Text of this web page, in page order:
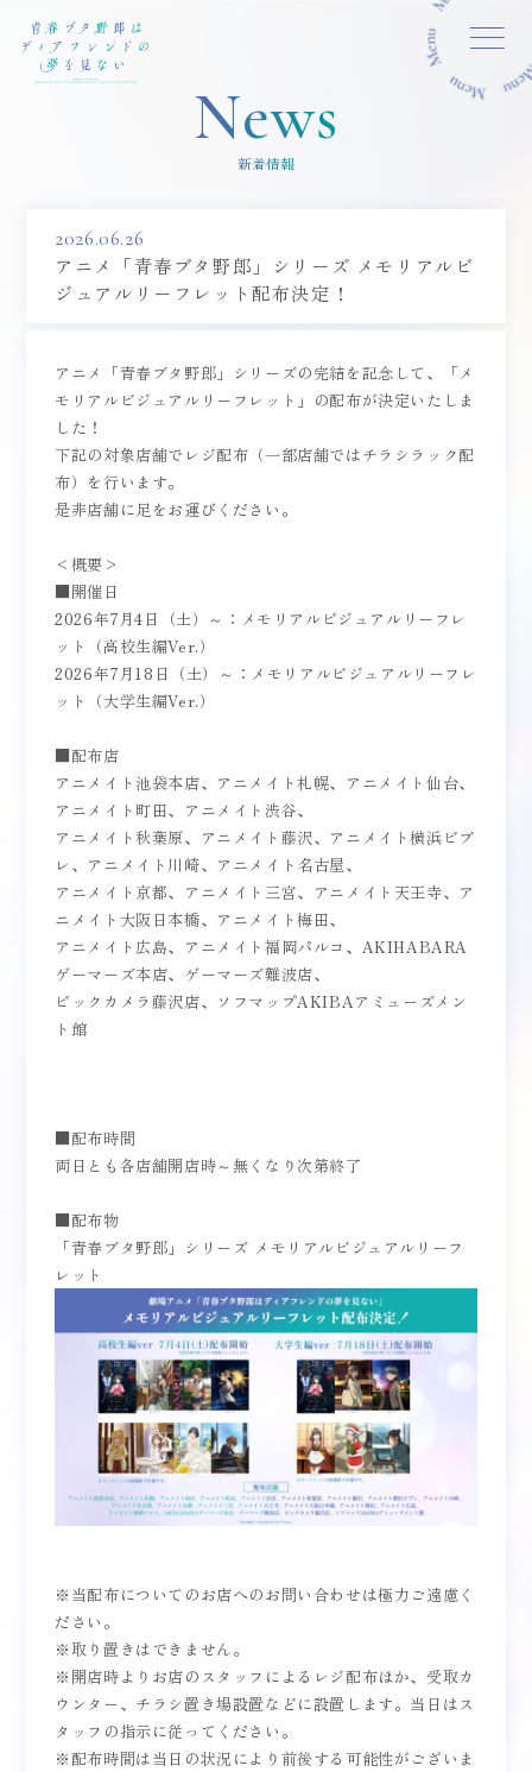
MENU CLOSE
News
新着情報
2026.06.26
アニメ「青春ブタ野郎」シリーズ メモリアルビ
ジュアルリーフレット配布決定！
アニメ「青春ブタ野郎」シリーズの完結を記念して、「メ
モリアルビジュアルリーフレット」の配布が決定いたしま
した！
下記の対象店舗でレジ配布（一部店舗ではチラシラック配
布）を行います。
是非店舗に足をお運びください。
<概要>
■開催日
2026年7月4日（土）～：メモリアルビジュアルリーフレ
ット（高校生編Ver.）
2026年7月18日（土）～：メモリアルビジュアルリーフレ
ット（大学生編Ver.）
■配布店
アニメイト池袋本店、アニメイト札幌、アニメイト仙台、
アニメイト町田、アニメイト渋谷、
アニメイト秋葉原、アニメイト藤沢、アニメイト横浜ビブ
レ、アニメイト川崎、アニメイト名古屋、
アニメイト京都、アニメイト三宮、アニメイト天王寺、ア
ニメイト大阪日本橋、アニメイト梅田、
アニメイト広島、アニメイト福岡パルコ、AKIHABARA
ゲーマーズ本店、ゲーマーズ難波店、
ビックカメラ藤沢店、ソフマップAKIBAアミューズメン
ト館
■配布時間
両日とも各店舗開店時～無くなり次第終了
■配布物
「青春ブタ野郎」シリーズ メモリアルビジュアルリーフ
レット
※当配布についてのお店へのお問い合わせは極力ご遠慮く
ださい。
※取り置きはできません。
※開店時よりお店のスタッフによるレジ配布ほか、受取カ
ウンター、チラシ置き場設置などに設置します。当日はス
タッフの指示に従ってください。
※配布時間は当日の状況により前後する可能性がございま